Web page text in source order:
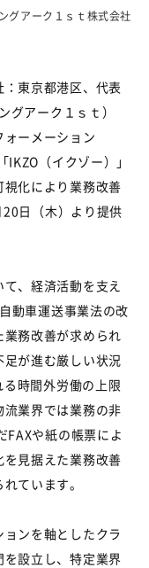
グアーク１ｓｔ株式会社
東京都港区、代表
グアーク１ｓｔ）
ーメーション
IKZO（イクゾー）」
化により業務改善
日（木）より提供
、経済活動を支え
動車運送事業法の改
務改善が求められ
が進む厳しい状況
時間外労働の上限
業界では業務の非
FAXや紙の帳票によ
見据えた業務改善
ています。
ンを軸としたクラ
設立し、特定業界